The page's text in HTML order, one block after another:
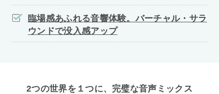
臨場感あふれる音響体験。バーチャル・サラ
ウンドで没入感アップ
2つの世界を１つに、完璧な音声ミックス